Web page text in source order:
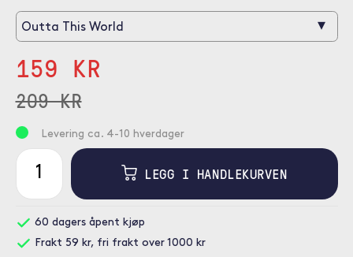
Outta This World ▾
159 KR
209 KR
Levering ca. 4-10 hverdager
LEGG I HANDLEKURVEN
60 dagers åpent kjøp
Frakt 59 kr, fri frakt over 1000 kr